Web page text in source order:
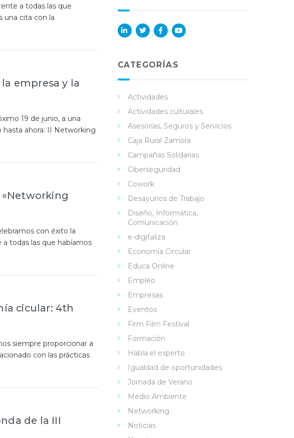
a todas las que
una cita con la
empresa y la
19 de junio, a una
hasta ahora: II Networking
«Networking
con éxito la
todas las que habíamos
cicular: 4th
siempre proporcionar a
con las prácticas
de la III
in
ok
e
CATEGORÍAS
Actividades
Actividades culturales
Asesorías, Seguros y Servicios
Caja Rural Zamora
Campañas Solidarias
Ciberseguridad
Cowork
Desayunos de Trabajo
Diseño, Informática,
Comunicación
e-digitaliza
Economía Circular
Educa Online
Empleo
Empresas
Eventos
Firm Film Festival
Formación
Habla el experto
Igualdad de oportunidades
Jornada de Verano
Medio Ambiente
Networking
Noticias